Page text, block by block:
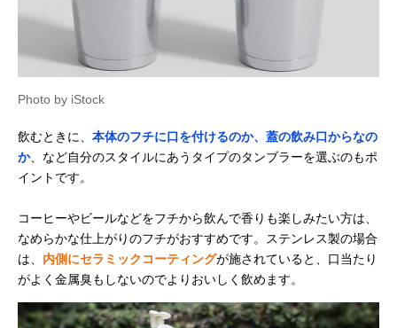
Photo by iStock
飲むときに、 本体のフチに口を付けるのか、蓋の飲み口からなの
か、など自分のスタイルにあうタイプのタンブラーを選ぶのもポ
イントです。
コーヒーやビールなどをフチから飲んで香りも楽しみたい方は、
なめらかな仕上がりのフチがおすすめです。ステンレス製の場合
は、 内側にセラミックコーティングが施されていると、口当たり
がよく金属臭もしないのでよりおいしく飲めます。